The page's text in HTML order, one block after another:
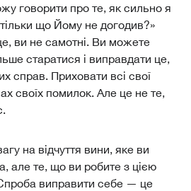
говорити про те, як сильно я
що Йому не догодив?»
ви не самотні. Ви можете
старатися і виправдати це,
справ. Приховати всі свої
своїх помилок. Але це не те,
на відчуття вини, яке ви
але те, що ви робите з цією
виправити себе — це